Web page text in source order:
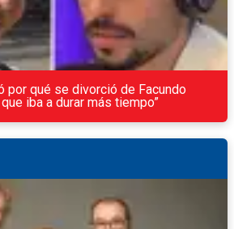
por qué se divorció de Facundo
iba a durar más tiempo”